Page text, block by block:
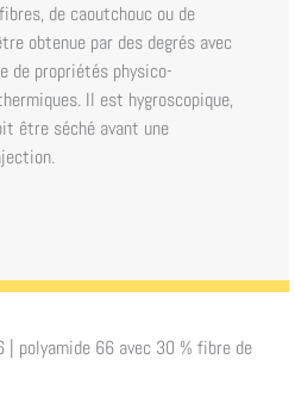
de caoutchouc ou de
obtenue par des degrés avec
de propriétés physico-
Il est hygroscopique,
être séché avant une
| polyamide 66 avec 30 % fibre de